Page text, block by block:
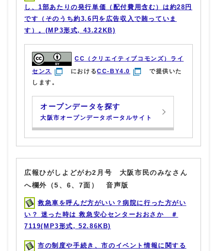
し、1部あたりの発行単価（配付費用含む）は約28円
です（そのうち約3.6円を広告収入で賄っていま
す）。(MP3形式, 43.22KB)
CC（クリエイティブコモンズ）ライ
センス
におけるCC-BY4.0
で提供いた
します。
オープンデータを探す
大阪市オープンデータポータルサイト
広報ひがしよどがわ2月号 大阪市民のみなさん
へ欄外（5、6、7面） 音声版
救急車を呼んだ方がいい？病院に行った方がい
い？ 迷った時は 救急安心センターおおさか ＃
7119(MP3形式, 52.86KB)
市の制度や手続き、市のイベント情報に関する